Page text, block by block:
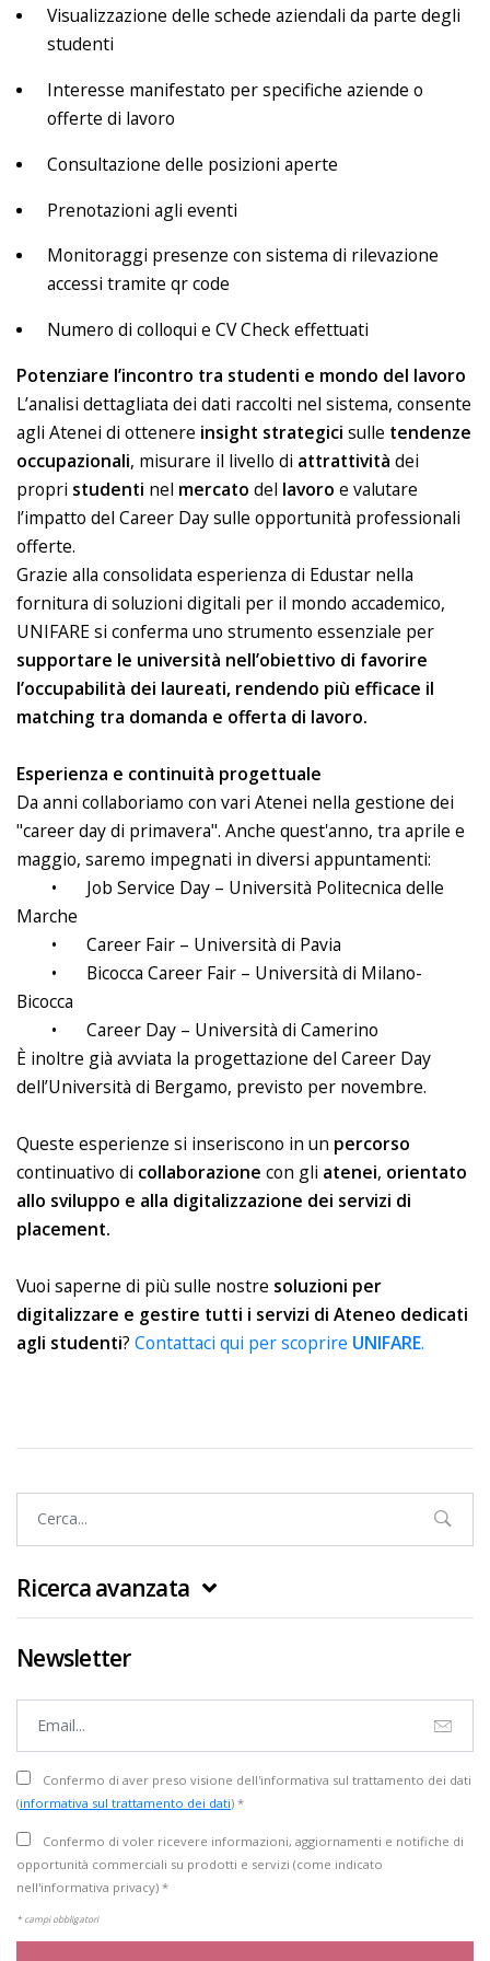
Visualizzazione delle schede aziendali da parte degli
studenti
Interesse manifestato per specifiche aziende o
offerte di lavoro
Consultazione delle posizioni aperte
Prenotazioni agli eventi
Monitoraggi presenze con sistema di rilevazione
accessi tramite qr code
Numero di colloqui e CV Check effettuati
Potenziare l’incontro tra studenti e mondo del lavoro
L’analisi dettagliata dei dati raccolti nel sistema, consente
agli Atenei di ottenere insight strategici sulle tendenze
occupazionali, misurare il livello di attrattività dei
propri studenti nel mercato del lavoro e valutare
l’impatto del Career Day sulle opportunità professionali
offerte.
Grazie alla consolidata esperienza di Edustar nella
fornitura di soluzioni digitali per il mondo accademico,
UNIFARE si conferma uno strumento essenziale per
supportare le università nell’obiettivo di favorire
l’occupabilità dei laureati, rendendo più efficace il
matching tra domanda e offerta di lavoro.
Esperienza e continuità progettuale
Da anni collaboriamo con vari Atenei nella gestione dei
"career day di primavera". Anche quest'anno, tra aprile e
maggio, saremo impegnati in diversi appuntamenti:
•
Job Service Day – Università Politecnica delle
Marche
•
Career Fair – Università di Pavia
•
Bicocca Career Fair – Università di Milano-
Bicocca
•
Career Day – Università di Camerino
È inoltre già avviata la progettazione del Career Day
dell’Università di Bergamo, previsto per novembre.
Queste esperienze si inseriscono in un percorso
continuativo di collaborazione con gli atenei, orientato
allo sviluppo e alla digitalizzazione dei servizi di
placement.
Vuoi saperne di più sulle nostre soluzioni per
digitalizzare e gestire tutti i servizi di Ateneo dedicati
agli studenti? Contattaci qui per scoprire UNIFARE.
Ricerca avanzata
Newsletter
Confermo di aver preso visione dell'informativa sul trattamento dei dati
(informativa sul trattamento dei dati) *
Confermo di voler ricevere informazioni, aggiornamenti e notifiche di
opportunità commerciali su prodotti e servizi (come indicato
nell'informativa privacy) *
* campi obbligatori